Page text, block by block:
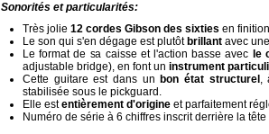
Sonorités et particularités:
Très jolie 12 cordes Gibson des sixties en
Le son qui s'en dégage est plutôt brillant avec
Le format de sa caisse et l'action basse avec le
adjustable bridge), en font un instrument
Cette guitare est dans un bon état structurel ,
stabilisée sous le pickguard.
Elle estentièrement d'origine et parfaitement
Numéro de série à 6 chiffres inscrit derrière la